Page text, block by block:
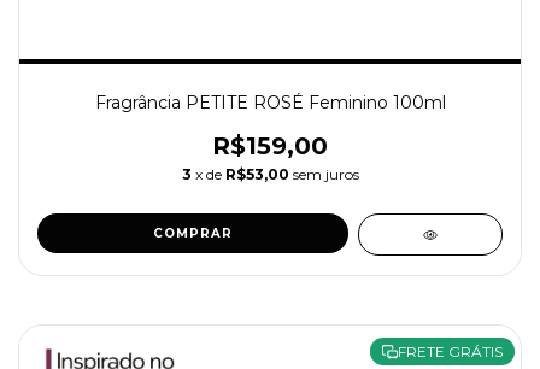
Fragrância PETITE ROSÉ Feminino 100ml
R$159,00
3 x de R$53,00 sem juros
COMPRAR
FRETE GRÁTIS